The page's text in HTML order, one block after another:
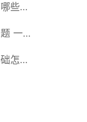
些形
怎么